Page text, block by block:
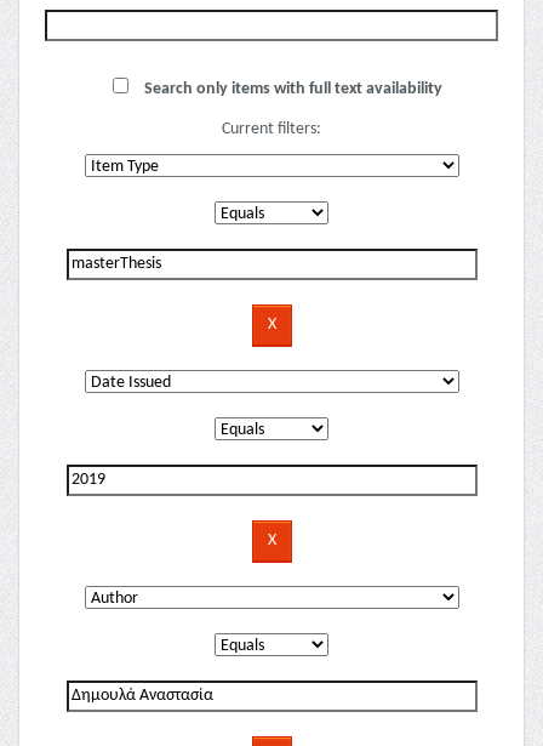
Search only items with full text availability
Current filters: